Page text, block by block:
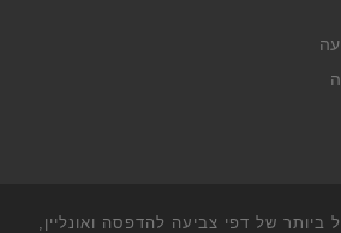
ביותר של דפי צביעה להדפסה ואונליין,